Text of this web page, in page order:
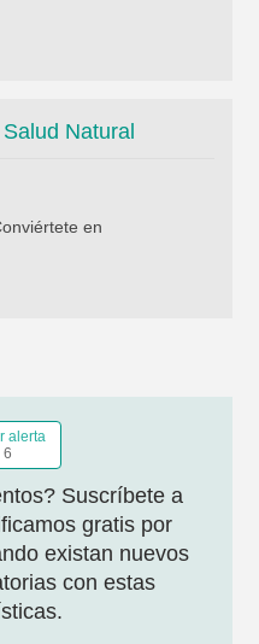
Natural
en
alerta
6
Suscríbete a
gratis por
existan nuevos
con estas